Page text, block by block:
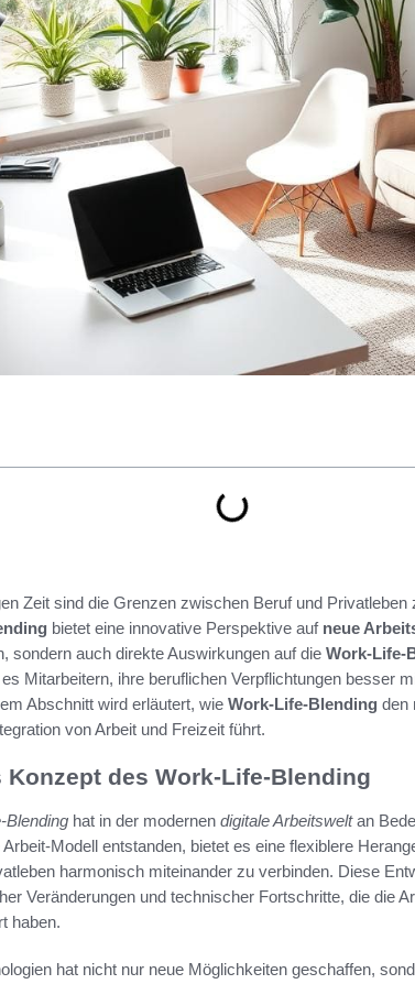
Zeit sind die Grenzen zwischen Beruf und
bietet eine innovative Perspektive auf neue
sondern auch direkte Auswirkungen auf die Work-Life-
Mitarbeitern, ihre beruflichen Verpflichtungen besser
Abschnitt wird erläutert, wie Work-Life-Blending den
von Arbeit und Freizeit führt.
des Work-Life-Blending
Blending hat in der modernen digitale Arbeitsweltan
Modell entstanden, bietet es eine flexiblere
harmonisch miteinander zu verbinden. Diese
Veränderungen und technischer Fortschritte, die die
haben.
hat nicht nur neue Möglichkeiten geschaffen,